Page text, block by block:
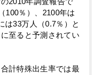
100％）、2100年は
は33万人（0.7％）と
至ると予測されてい
計特殊出生率では最